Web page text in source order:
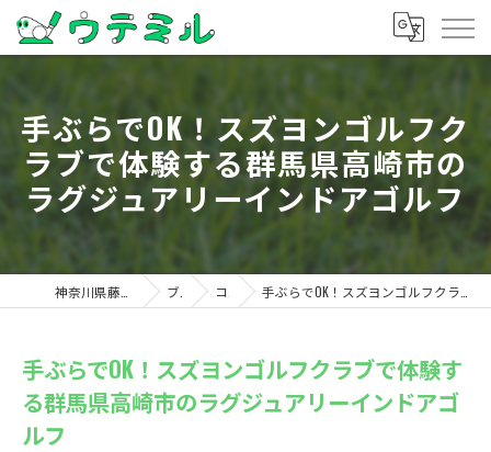
手ぶらでOK！スズヨンゴルフク
ラブで体験する群馬県高崎市の
ラグジュアリーインドアゴルフ
ブログ コラム 手ぶらでOK！スズヨンゴルフクラブで体験する群馬県高崎市のラグジュアリーインドアゴルフ
手ぶらでOK！スズヨンゴルフクラブで体験す
る群馬県高崎市のラグジュアリーインドアゴ
ルフ